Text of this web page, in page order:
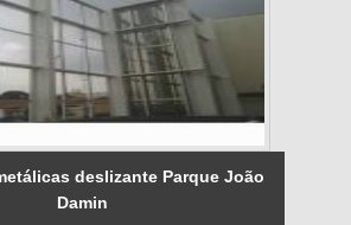
deslizante Parque João
Damin